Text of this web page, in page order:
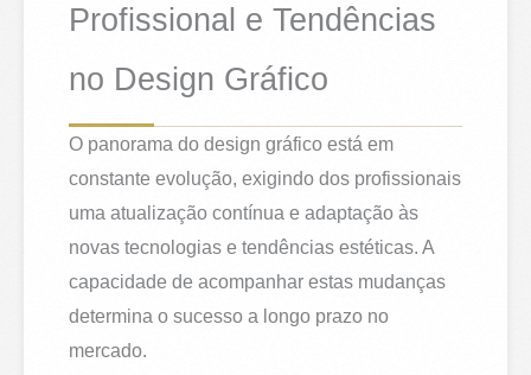
Profissional e Tendências
no Design Gráfico
O panorama do design gráfico está em
constante evolução, exigindo dos profissionais
uma atualização contínua e adaptação às
novas tecnologias e tendências estéticas. A
capacidade de acompanhar estas mudanças
determina o sucesso a longo prazo no
mercado.